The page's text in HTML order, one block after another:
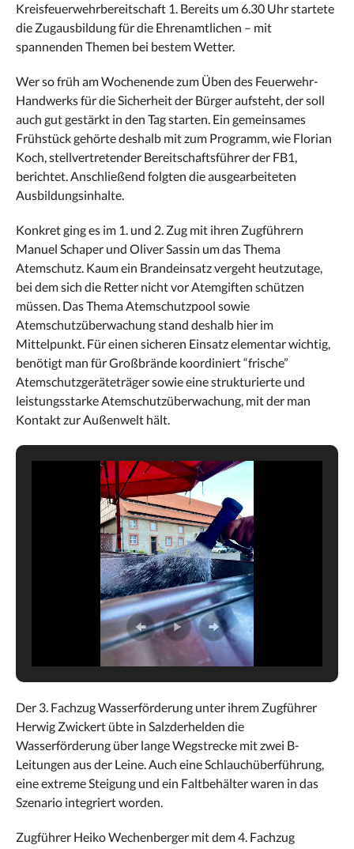
Kreisfeuerwehrbereitschaft 1. Bereits um 6.30 Uhr startete
die Zugausbildung für die Ehrenamtlichen – mit
spannenden Themen bei bestem Wetter.
Wer so früh am Wochenende zum Üben des Feuerwehr-
Handwerks für die Sicherheit der Bürger aufsteht, der soll
auch gut gestärkt in den Tag starten. Ein gemeinsames
Frühstück gehörte deshalb mit zum Programm, wie Florian
Koch, stellvertretender Bereitschaftsführer der FB1,
berichtet. Anschließend folgten die ausgearbeiteten
Ausbildungsinhalte.
Konkret ging es im 1. und 2. Zug mit ihren Zugführern
Manuel Schaper und Oliver Sassin um das Thema
Atemschutz. Kaum ein Brandeinsatz vergeht heutzutage,
bei dem sich die Retter nicht vor Atemgiften schützen
müssen. Das Thema Atemschutzpool sowie
Atemschutzüberwachung stand deshalb hier im
Mittelpunkt. Für einen sicheren Einsatz elementar wichtig,
benötigt man für Großbrände koordiniert “frische”
Atemschutzgeräteträger sowie eine strukturierte und
leistungsstarke Atemschutzüberwachung, mit der man
Kontakt zur Außenwelt hält.
Der 3. Fachzug Wasserförderung unter ihrem Zugführer
Herwig Zwickert übte in Salzderhelden die
Wasserförderung über lange Wegstrecke mit zwei B-
Leitungen aus der Leine. Auch eine Schlauchüberführung,
eine extreme Steigung und ein Faltbehälter waren in das
Szenario integriert worden.
Zugführer Heiko Wechenberger mit dem 4. Fachzug